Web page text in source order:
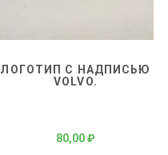
ЛОГОТИП С НАДПИСЬЮ
VOLVO.
80,00 ₽